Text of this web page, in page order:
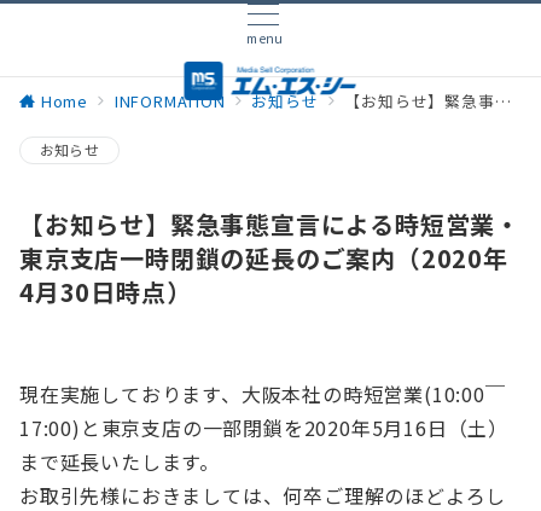
menu
Home INFORMATION お知らせ 【お知らせ】緊急事態宣言による時短営業・東京支店一時閉鎖の延長のご案内（2020年4月30日時点）
お知らせ
【お知らせ】緊急事態宣言による時短営業・
東京支店一時閉鎖の延長のご案内（2020年
4月30日時点）
現在実施しております、大阪本社の時短営業(10:00￣
17:00)と東京支店の一部閉鎖を2020年5月16日（土）
まで延長いたします。
お取引先様におきましては、何卒ご理解のほどよろし